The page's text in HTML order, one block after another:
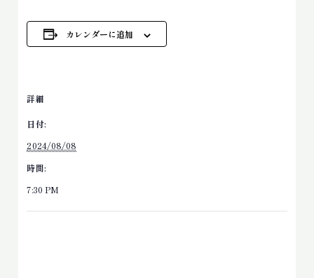
カレンダーに追加
詳細
日付:
2024/08/08
時間:
7:30 PM